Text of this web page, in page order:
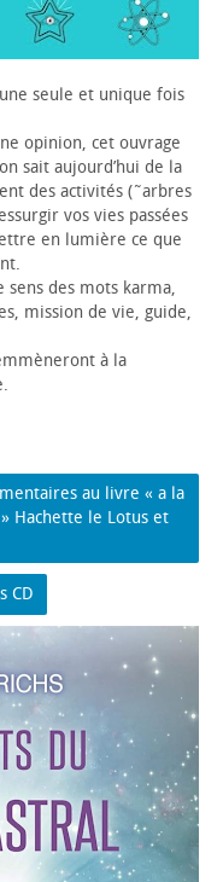
seule et unique fois
opinion, cet ouvrage
sait aujourd’hui de la
des activités (˜arbres
vos vies passées
en lumière ce que
des mots karma,
mission de vie, guide,
à la
au livre « a la
Hachette le Lotus et
CD